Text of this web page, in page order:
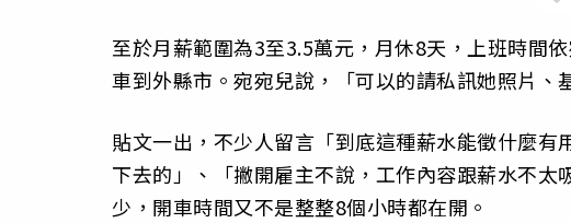
至於月薪範圍為3至3.5萬元，月休8天，上班時間
車到外縣市。宛宛兒說，「可以的請私訊她照片、
貼文一出，不少人留言「到底這種薪水能徵什麼
下去的」、「撇開雇主不說，工作內容跟薪水不
少，開車時間又不是整整8個小時都在開。